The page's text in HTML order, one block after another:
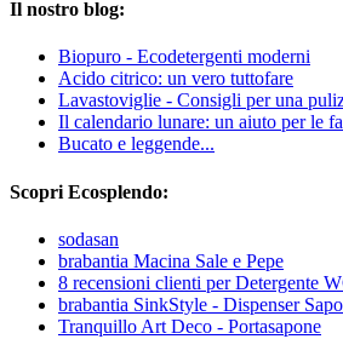
Il nostro blog:
Biopuro - Ecodetergenti moderni
Acido citrico: un vero tuttofare
Lavastoviglie - Consigli per una
Il calendario lunare: un aiuto per le
Bucato e leggende...
Scopri Ecosplendo:
sodasan
brabantia Macina Sale e Pepe
8 recensioni clienti per Detergente
brabantia SinkStyle - Dispenser
Tranquillo Art Deco - Portasapone